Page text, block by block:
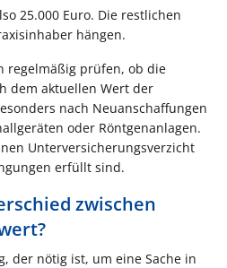
25.000 Euro. Die restlichen
hängen.
regelmäßig prüfen, ob die
dem aktuellen Wert der
nach Neuanschaffungen
oder Röntgenanlagen.
Unterversicherungsverzicht
erfüllt sind.
zwischen
der nötig ist, um eine Sache in